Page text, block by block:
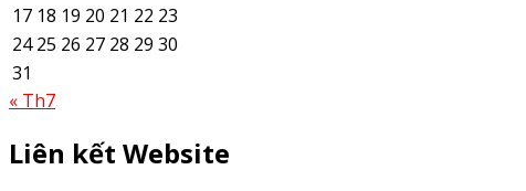
17 18 19 20 21 22 23
24 25 26 27 28 29 30
31
« Th7
Liên kết Website